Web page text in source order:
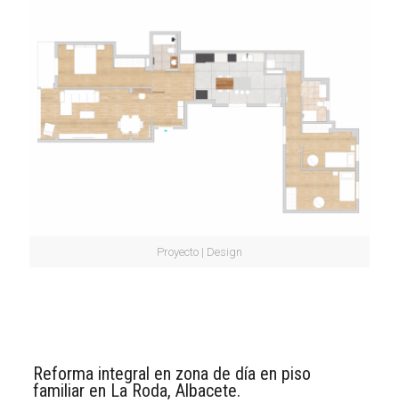
Proyecto | Design
Reforma integral en zona de día en piso
familiar en La Roda, Albacete.